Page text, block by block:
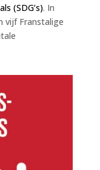
(SDG’s). In
vijf Franstalige